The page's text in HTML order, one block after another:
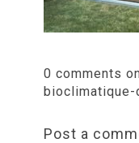
0 comments
bioclimatique-
Post a